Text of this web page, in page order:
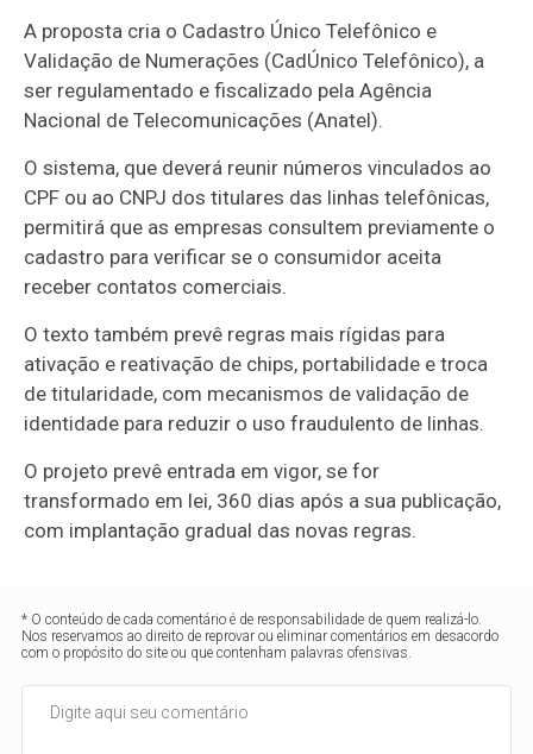
A proposta cria o Cadastro Único Telefônico e
Validação de Numerações (CadÚnico Telefônico), a
ser regulamentado e fiscalizado pela Agência
Nacional de Telecomunicações (Anatel).
O sistema, que deverá reunir números vinculados ao
CPF ou ao CNPJ dos titulares das linhas telefônicas,
permitirá que as empresas consultem previamente o
cadastro para verificar se o consumidor aceita
receber contatos comerciais.
O texto também prevê regras mais rígidas para
ativação e reativação de chips, portabilidade e troca
de titularidade, com mecanismos de validação de
identidade para reduzir o uso fraudulento de linhas.
O projeto prevê entrada em vigor, se for
transformado em lei, 360 dias após a sua publicação,
com implantação gradual das novas regras.
* O conteúdo de cada comentário é de responsabilidade de quem realizá-lo.
Nos reservamos ao direito de reprovar ou eliminar comentários em desacordo
com o propósito do site ou que contenham palavras ofensivas.